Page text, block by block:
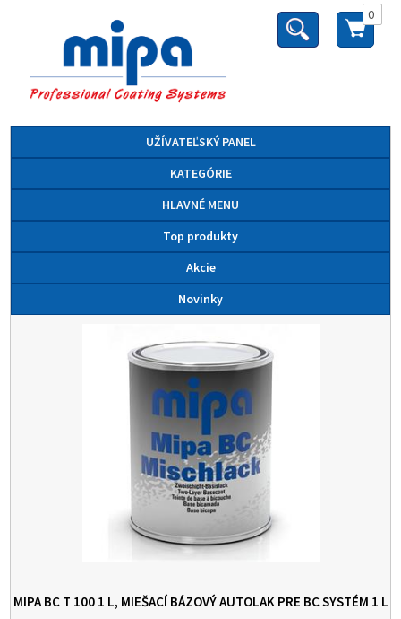
0
UŽÍVATEĽSKÝ PANEL
KATEGÓRIE
HLAVNÉ MENU
Top produkty
Akcie
Novinky
MIPA BC T 100 1 L, MIEŠACÍ BÁZOVÝ AUTOLAK PRE BC SYSTÉM 1 L